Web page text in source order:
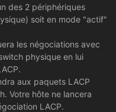
des 2 périphériques
soit en mode "actif"
les négociations avec
physique en lui
aux paquets LACP
Votre hôte ne lancera
LACP.